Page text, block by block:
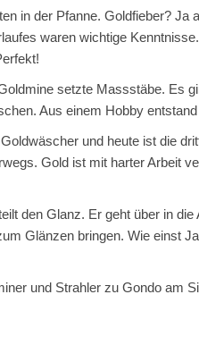
in der Pfanne. Goldfieber? Ja
waren wichtige
setzte Massstäbe. Es
Aus einem Hobby
und heute ist die
Gold ist mit harter Arbeit
den Glanz. Er geht über in
Glänzen bringen. Wie einst
und Strahler zu Gondo am